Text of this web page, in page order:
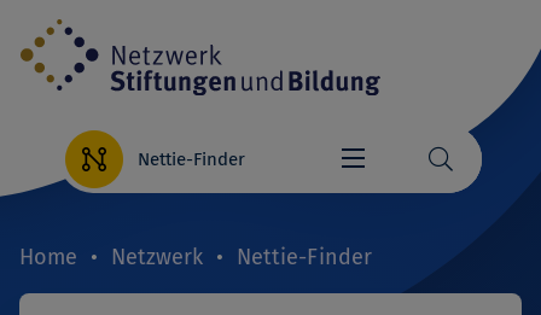
Direkt
zum
Inhalt
Nettie-Finder
Home Netzwerk Nettie-Finder